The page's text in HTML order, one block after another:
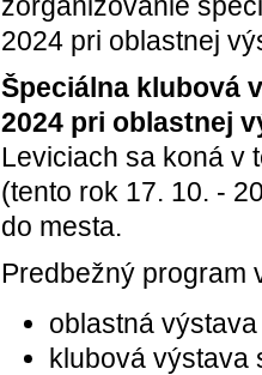
2024 pri oblastnej
Špeciálna klubová
2024 pri oblastnej
Leviciach sa koná v
(tento rok 17. 10. -
do mesta.
Predbežný program
oblastná
klubová výstava